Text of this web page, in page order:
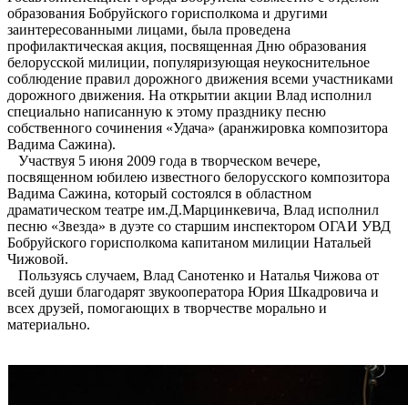
образования Бобруйского горисполкома и другими
заинтересованными лицами, была проведена
профилактическая акция, посвященная Дню образования
белорусской милиции, популяризующая неукоснительное
соблюдение правил дорожного движения всеми участниками
дорожного движения. На открытии акции Влад исполнил
специально написанную к этому празднику песню
собственного сочинения «Удача» (аранжировка композитора
Вадима Сажина).
Участвуя 5 июня 2009 года в творческом вечере,
посвященном юбилею известного белорусского композитора
Вадима Сажина, который состоялся в областном
драматическом театре им.Д.Марцинкевича, Влад исполнил
песню «Звезда» в дуэте со старшим инспектором ОГАИ УВД
Бобруйского горисполкома капитаном милиции Натальей
Чижовой.
Пользуясь случаем, Влад Санотенко и Наталья Чижова от
всей души благодарят звукооператора Юрия Шкадровича и
всех друзей, помогающих в творчестве морально и
материально.